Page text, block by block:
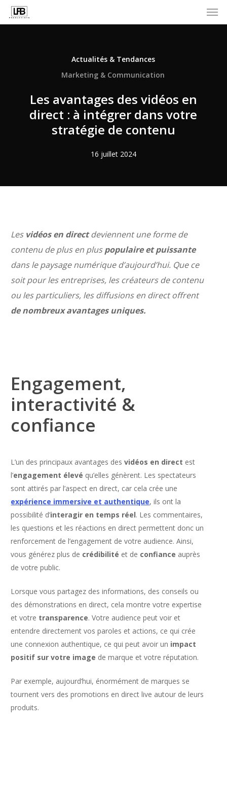
Skip
Actualités & Tendances
Marketing & Communication
Les avantages des vidéos en
direct : à intégrer dans votre
stratégie de contenu
16 juillet 2024
Lesvidéos en directdeviennent une forme de
contenu de plus en pluspopulaire et puissante
dans le paysage numérique d’aujourd’hui. Que ce
soit pour les entreprises, les créateurs de contenu
ou les particuliers, les diffusions en direct offrent
de nombreux avantages uniques.
Engagement,
interactivité &
confiance
L’un des principaux avantages desvidéos en direct est
l’engagement élevé qu’elles génèrent. Les spectateurs
sont attirés par l’aspect en direct, car cela crée une
expérience immersive et authentique, ils ont la
possibilité d’interagir en temps réel. Les commentaires,
les questions et les réactions en direct permettent donc un
renforcement de l’engagement de votre audience. Ainsi,
vous générez plus de crédibilité et de confiance auprès
de votre public.
Lorsque vous partagez des informations, des conseils ou
des démonstrations en direct, cela montre votre expertise
et votre transparence. Votre audience peut voir et
entendre directement vos paroles et actions, ce qui crée
une connexion authentique, ce qui peut avoir un impact
positif sur votre image de marque et votre réputation.
Par exemple, aujourd’hui, énormément de marques se
tournent vers des promotions en direct live autour de leurs
produits.